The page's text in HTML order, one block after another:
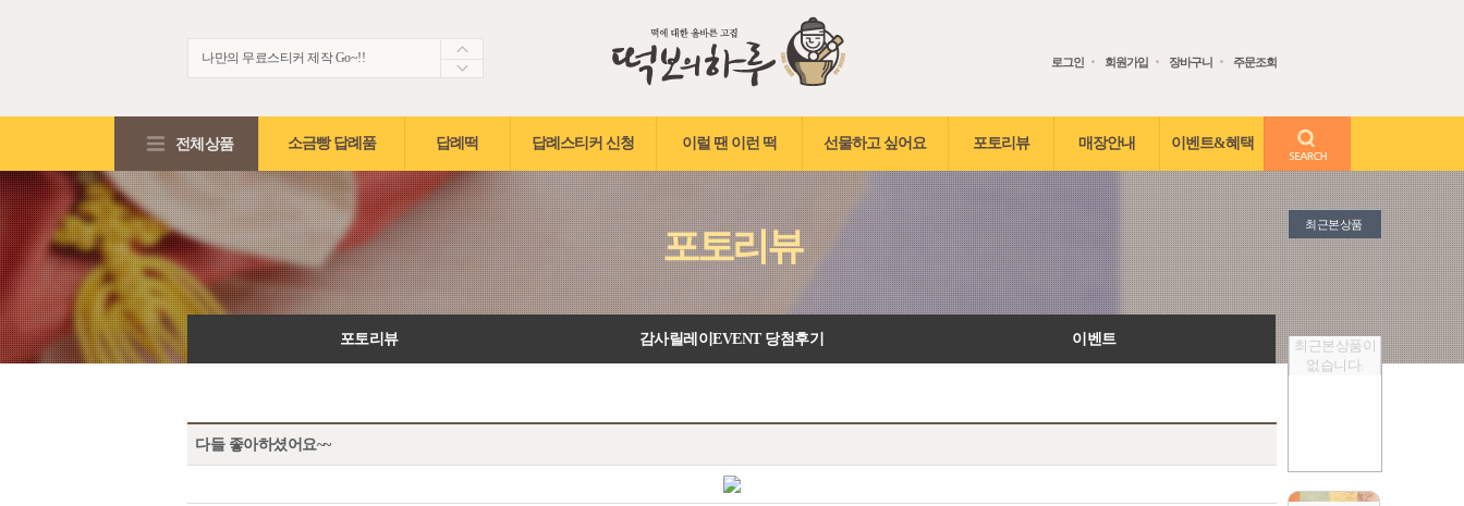
최근본상품
최근본상품이
없습니다.
나만의 무료스티커 제작 Go~!!
적립금2,000원 + 5%적립혜택!!
로그인 회원가입 장바구니 주문조회
전체상품 소금빵 답례품 답례떡 답례스티커 신청 이럴 땐 이런 떡 선물하고 싶어요 포토리뷰 매장안내 이벤트&혜택
포토리뷰
포토리뷰 감사릴레이EVENT 당첨후기 이벤트
다들 좋아하셨어요~~